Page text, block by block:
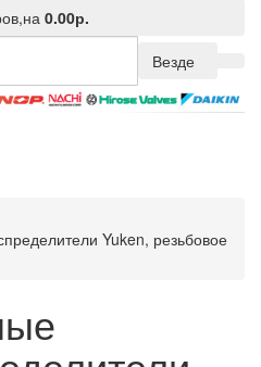
на 0.00р.
Везде
Yuken, резьбовое